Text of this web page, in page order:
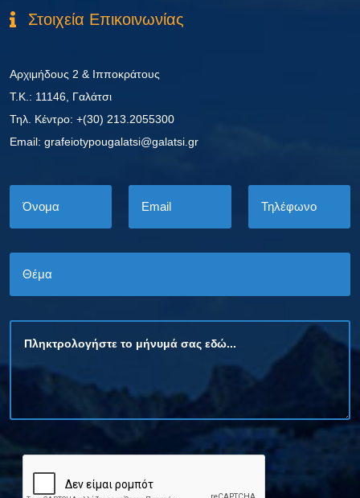
Στοιχεία Επικοινωνίας
Αρχιμήδους 2 & Ιπποκράτους
Τ.Κ.: 11146, Γαλάτσι
Τηλ. Κέντρο: +(30) 213.2055300
Εmail: grafeiotypougalatsi@galatsi.gr